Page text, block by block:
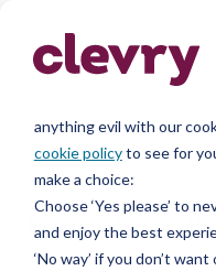
We know right? These
your visit, so we’ll make
anything evil with our
cookie policyto see for
make a choice:
Choose ‘Yes please’ to
and enjoy the best
‘No way’ if you don’t
Home»Blog »
Semestern